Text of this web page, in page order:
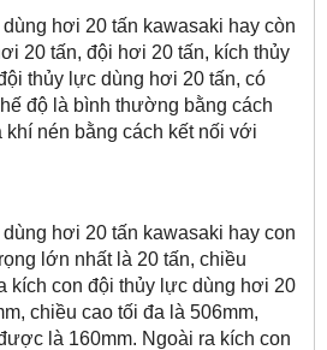
hơi 20 tấn kawasaki hay còn
20 tấn, đội hơi 20 tấn, kích thủy
thủy lực dùng hơi 20 tấn, có
độ là bình thường bằng cách
khí nén bằng cách kết nối với
hơi 20 tấn kawasaki hay con
lớn nhất là 20 tấn, chiều
kích con đội thủy lực dùng hơi 20
chiều cao tối đa là 506mm,
là 160mm. Ngoài ra kích con